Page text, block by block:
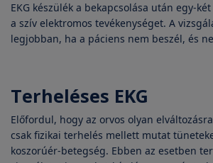
EKG készülék a bekapcsolása után egy-
a szív elektromos tevékenységet. A
legjobban, ha a páciens nem beszél, és
Terheléses EKG
Előfordul, hogy az orvos olyan
csak fizikai terhelés mellett mutat
koszorúér-betegség. Ebben az esetben